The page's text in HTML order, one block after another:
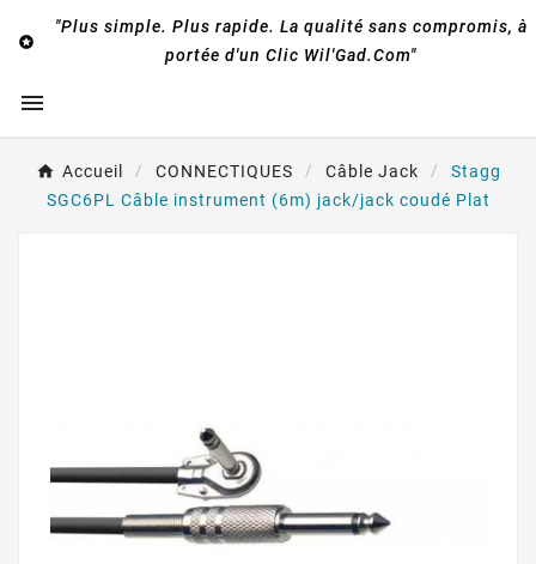

"Plus simple. Plus rapide. La qualité sans compromis, à
portée d'un Clic Wil'Gad.Com"

Accueil CONNECTIQUES Câble Jack
Stagg
SGC6PL Câble instrument (6m) jack/jack coudé Plat